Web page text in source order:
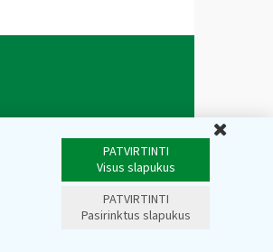
PATVIRTINTI
Visus slapukus
PATVIRTINTI
Pasirinktus slapukus